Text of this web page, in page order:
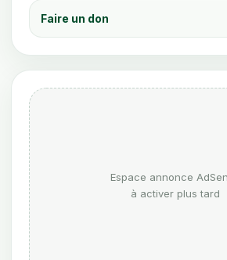
Faire un don
Espace annonce
à activer plus tard